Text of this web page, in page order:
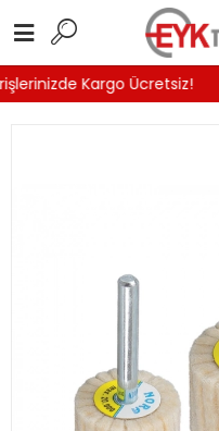
Kargo Ücretsiz!